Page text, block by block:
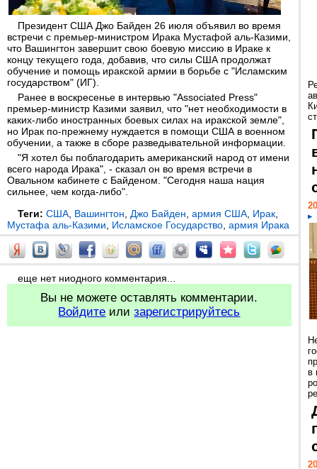
Президент США Джо Байден 26 июля объявил во время
встречи с премьер-министром Ирака Мустафой аль-Казими,
что Вашингтон завершит свою боевую миссию в Ираке к
концу текущего года, добавив, что силы США продолжат
обучение и помощь иракской армии в борьбе с "Исламским
государством" (ИГ).
Ранее в воскресенье в интервью "Associated Press"
премьер-министр Казими заявил, что "нет необходимости в
каких-либо иностранных боевых силах на иракской земле",
но Ирак по-прежнему нуждается в помощи США в военном
обучении, а также в сборе разведывательной информации.
"Я хотел бы поблагодарить американский народ от имени
всего народа Ирака", - сказал он во время встречи в
Овальном кабинете с Байденом. "Сегодня наша нация
сильнее, чем когда-либо".
Теги: США Вашингтон Джо Байден армия США Ирак
Мустафа аль-Казими
Исламское Государство армия Ирака
еще нет ниодного комментария...
Вы не можете оставлять комментарии.
Войдите илизарегистрируйтесь
в